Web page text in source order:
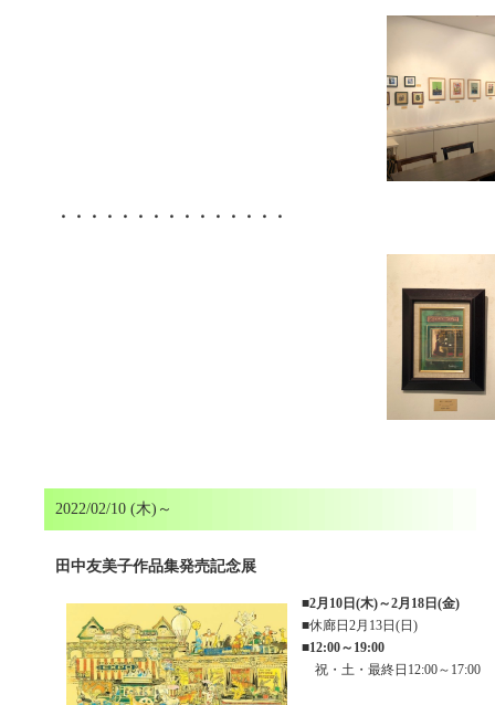
・・・・・・・・・・・・・・・
2022/02/10 (木)～
田中友美子作品集発売記念展
■2月10日(木)～2月18日(金)
■休廊日2月13日(日)
■12:00～19:00
祝・土・最終日12:00～17:00